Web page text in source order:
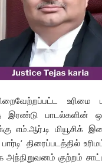
உரிமை
இரண்டு பாடல்களின்
எம்.ஆர்.டி மியூசிக்
பார்டி’ திரைப்படத்தில்
குற்றம்